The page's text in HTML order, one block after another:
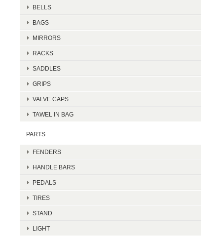
BELLS
BAGS
MIRRORS
RACKS
SADDLES
GRIPS
VALVE CAPS
TAWEL IN BAG
PARTS
FENDERS
HANDLE BARS
PEDALS
TIRES
STAND
LIGHT